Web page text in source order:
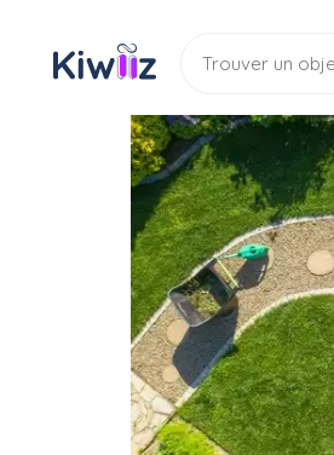
Service Jardinage
Entretien
Service